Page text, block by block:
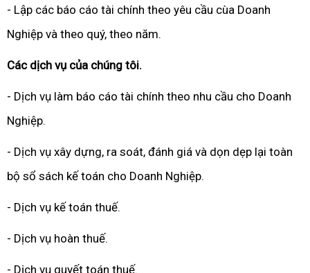
- Lập các báo cáo tài chính theo yêu cầu cùa Doanh
Nghiệp và theo quý, theo năm.
Các dịch vụ của chúng tôi.
- Dịch vụ làm báo cáo tài chính theo nhu cầu cho Doanh
Nghiệp.
- Dịch vụ xây dựng, ra soát, đánh giá và dọn dẹp lại toàn
bộ sổ sách kế toán cho Doanh Nghiệp.
- Dịch vụ kế toán thuế.
- Dịch vụ hoàn thuế.
- Dịch vụ quyết toán thuế.